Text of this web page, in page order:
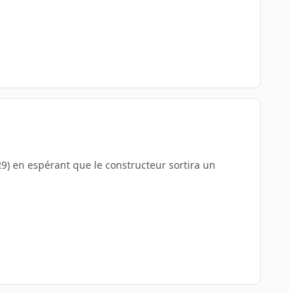
en espérant que le constructeur sortira un